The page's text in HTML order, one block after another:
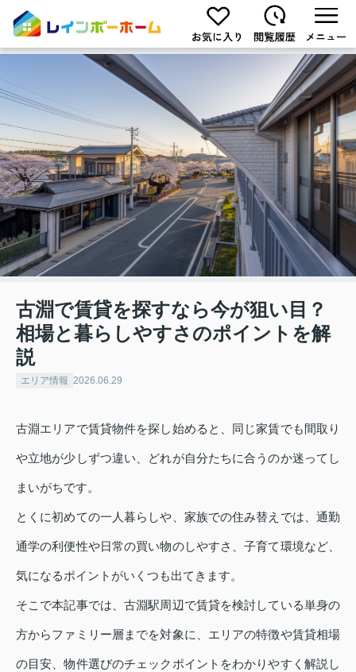
古淵で賃貸を探すなら今が狙い目？
相場と暮らしやすさのポイントを解
説
エリア情報 2026.06.29
古淵エリアで賃貸物件を探し始めると、同じ家賃でも間取り
や立地が少しずつ違い、どれが自分たちに合うのか迷ってし
まいがちです。
とくに初めての一人暮らしや、家族での住み替えでは、通勤
通学の利便性や日常の買い物のしやすさ、子育て環境など、
気になるポイントがいくつも出てきます。
そこで本記事では、古淵駅周辺で賃貸を検討している単身の
方からファミリー層までを対象に、エリアの特徴や賃貸相場
の目安、物件選びのチェックポイントをわかりやすく解説し